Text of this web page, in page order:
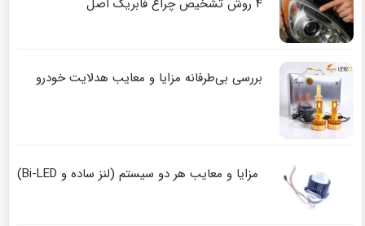
بررسی بی‌طرفانه مزایا و معایب هدلایت خودرو
مزایا و معایب هر دو سیستم (لنز ساده و Bi-LED)